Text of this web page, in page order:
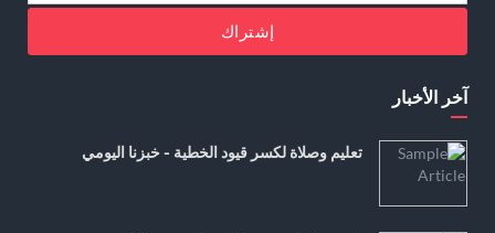
إشتراك
آخر الأخبار
تعليم وصلاة لكسر قيود الخطية - خبزنا اليومي